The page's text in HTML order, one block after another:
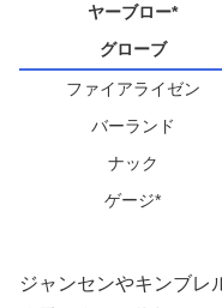
ヤーブロー*
グローブ
ファイアライゼン
バーランド
ナック
ゲージ*
ジャンセンやキンブレ